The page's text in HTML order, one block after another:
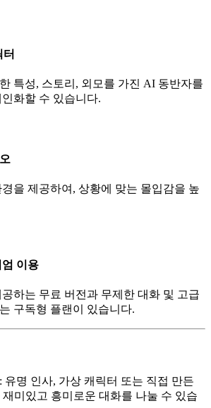
특성, 스토리, 외모를 가진 AI 동반자를
화할 수 있습니다.
을 제공하여, 상황에 맞는 몰입감을 높
이용
하는 무료 버전과 무제한 대화 및 고급
구독형 플랜이 있습니다.
: 유명 인사, 가상 캐릭터 또는 직접 만든
미있고 흥미로운 대화를 나눌 수 있습